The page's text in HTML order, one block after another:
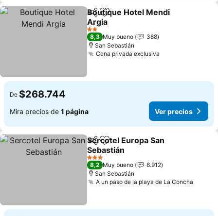
CompartirAgregar a favoritos
Boutique Hotel Mendi
Argia
Ver precios
2 Estrellas
8,3 Muy bueno
388
San Sebastián
Cena privada exclusiva
De $268.744
Mira precios de 1 página Ver precios
CompartirAgregar a favoritos
Sercotel Europa San
Sebastián
Ver precios
3 Estrellas
8,2 Muy bueno
8.912
San Sebastián
A un paso de la playa de La Concha